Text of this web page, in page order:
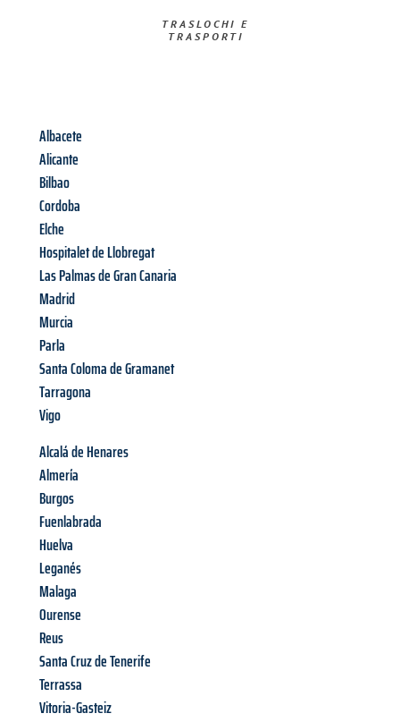
TRASLOCHI E
TRASPORTI​
Albacete
Alicante
Bilbao
Cordoba
Elche
Hospitalet de Llobregat
Las Palmas de Gran Canaria
Madrid
Murcia
Parla
Santa Coloma de Gramanet
Tarragona
Vigo
Alcalá de Henares
Almería
Burgos
Fuenlabrada
Huelva
Leganés
Malaga
Ourense
Reus
Santa Cruz de Tenerife
Terrassa
Vitoria-Gasteiz